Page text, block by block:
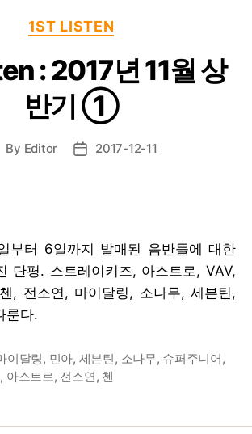
Categories
1ST LISTEN
: 2017년 11월 상
반기 ①
By Editor
Post2017-12-11
부터 6일까지 발매된 음반들에 대한
단평. 스트레이키즈, 아스트로, VAV,
, 전소연, 마이달링, 소나무, 세븐틴,
룬다.
이달링, 민아, 세븐틴, 소나무, 슈퍼주니어,
, 아스트로, 전소연, 첸